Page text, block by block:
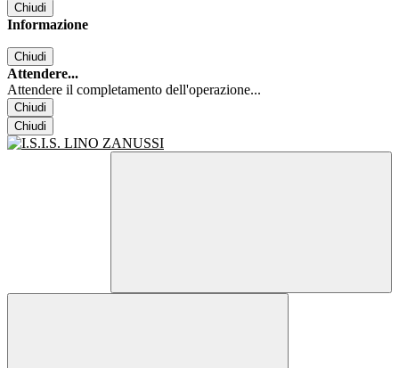
Chiudi
Informazione
Chiudi
Attendere...
Attendere il completamento dell'operazione...
Chiudi
Chiudi